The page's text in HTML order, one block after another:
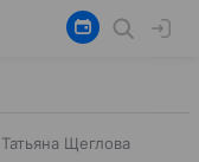
Щеглова